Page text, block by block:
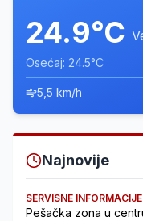
24.9°C
Osećaj: 24.5°C
5,5 km/h
Najnovije
SERVISNE INFORMACIJE
Pešačka zona u